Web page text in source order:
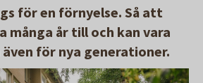
för en förnyelse. Så att
många år till och kan vara
för nya generationer.